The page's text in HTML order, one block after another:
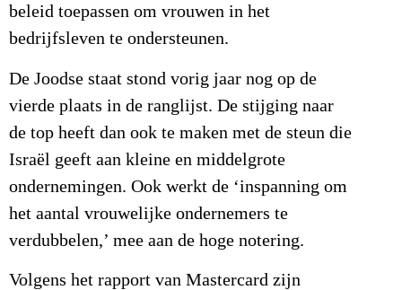
beleid toepassen om vrouwen in het
bedrijfsleven te ondersteunen.
De Joodse staat stond vorig jaar nog op de
vierde plaats in de ranglijst. De stijging naar
de top heeft dan ook te maken met de steun die
Israël geeft aan kleine en middelgrote
ondernemingen. Ook werkt de ‘inspanning om
het aantal vrouwelijke ondernemers te
verdubbelen,’ mee aan de hoge notering.
Volgens het rapport van Mastercard zijn